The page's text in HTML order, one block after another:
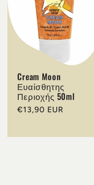
Cream Moon
Ευαίσθητης
Περιοχής 50ml
Κανονική
€13,90 EUR